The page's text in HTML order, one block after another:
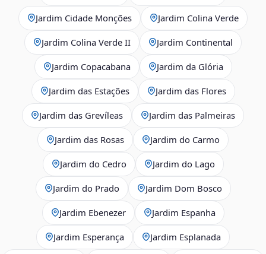
Jardim Cidade Monções Jardim Colina Verde
Jardim Colina Verde II Jardim Continental
Jardim Copacabana Jardim da Glória
Jardim das Estações Jardim das Flores
Jardim das Grevíleas Jardim das Palmeiras
Jardim das Rosas Jardim do Carmo
Jardim do Cedro Jardim do Lago
Jardim do Prado Jardim Dom Bosco
Jardim Ebenezer Jardim Espanha
Jardim Esperança Jardim Esplanada